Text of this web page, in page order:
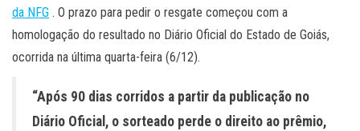
da NFG . O prazo para pedir o resgate começou com a
homologação do resultado no Diário Oficial do Estado de Goiás,
ocorrida na última quarta-feira (6/12).
“Após 90 dias corridos a partir da publicação no
Diário Oficial, o sorteado perde o direito ao prêmio,